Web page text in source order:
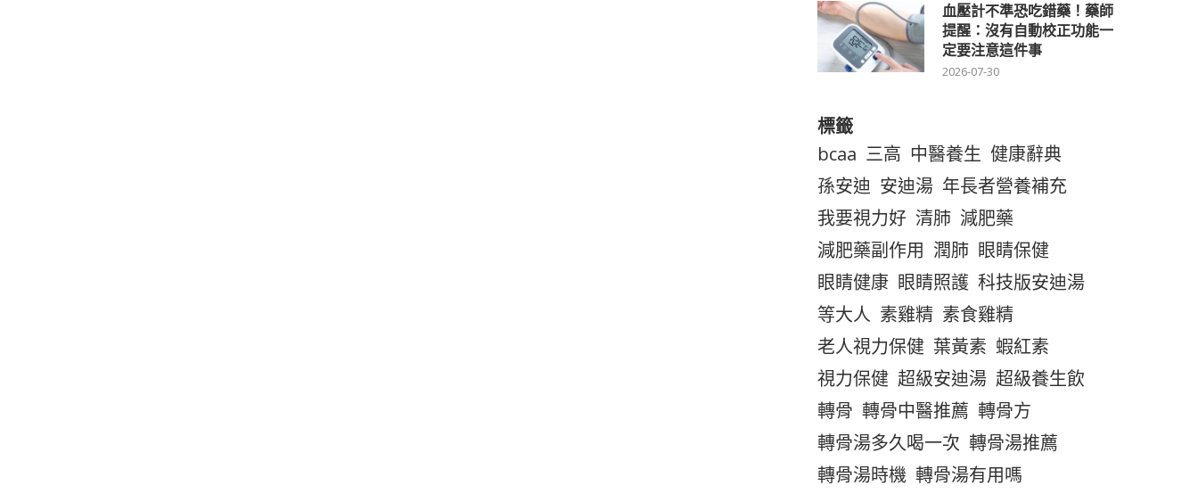
血壓計不準恐吃錯藥！藥師
提醒：沒有自動校正功能一
定要注意這件事
2026-07-30
標籤
bcaa 三高 中醫養生 健康辭典
孫安迪 安迪湯 年長者營養補充
我要視力好 清肺 減肥藥
減肥藥副作用 潤肺 眼睛保健
眼睛健康 眼睛照護 科技版安迪湯
等大人 素雞精 素食雞精
老人視力保健 葉黃素 蝦紅素
視力保健 超級安迪湯 超級養生飲
轉骨 轉骨中醫推薦 轉骨方
轉骨湯多久喝一次 轉骨湯推薦
轉骨湯時機 轉骨湯有用嗎